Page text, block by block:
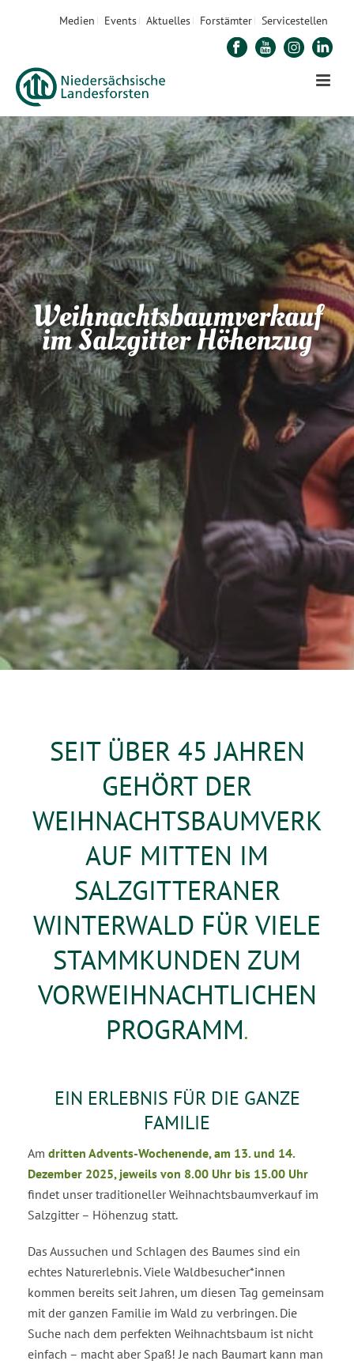
Medien Events Aktuelles Forstämter Servicestellen
Weihnachtsbaumverkauf
im Salzgitter Höhenzug
SEIT ÜBER 45 JAHREN
GEHÖRT DER
WEIHNACHTSBAUMVERK
AUF MITTEN IM
SALZGITTERANER
WINTERWALD FÜR VIELE
STAMMKUNDEN ZUM
VORWEIHNACHTLICHEN
PROGRAMM.
EIN ERLEBNIS FÜR DIE GANZE
FAMILIE
Am dritten Advents-Wochenende, am 13. und 14.
Dezember 2025, jeweils von 8.00 Uhr bis 15.00 Uhr
findet unser traditioneller Weihnachtsbaumverkauf im
Salzgitter – Höhenzug statt.
Das Aussuchen und Schlagen des Baumes sind ein
echtes Naturerlebnis. Viele Waldbesucher*innen
kommen bereits seit Jahren, um diesen Tag gemeinsam
mit der ganzen Familie im Wald zu verbringen. Die
Suche nach dem perfekten Weihnachtsbaum ist nicht
einfach – macht aber Spaß! Je nach Baumart kann man